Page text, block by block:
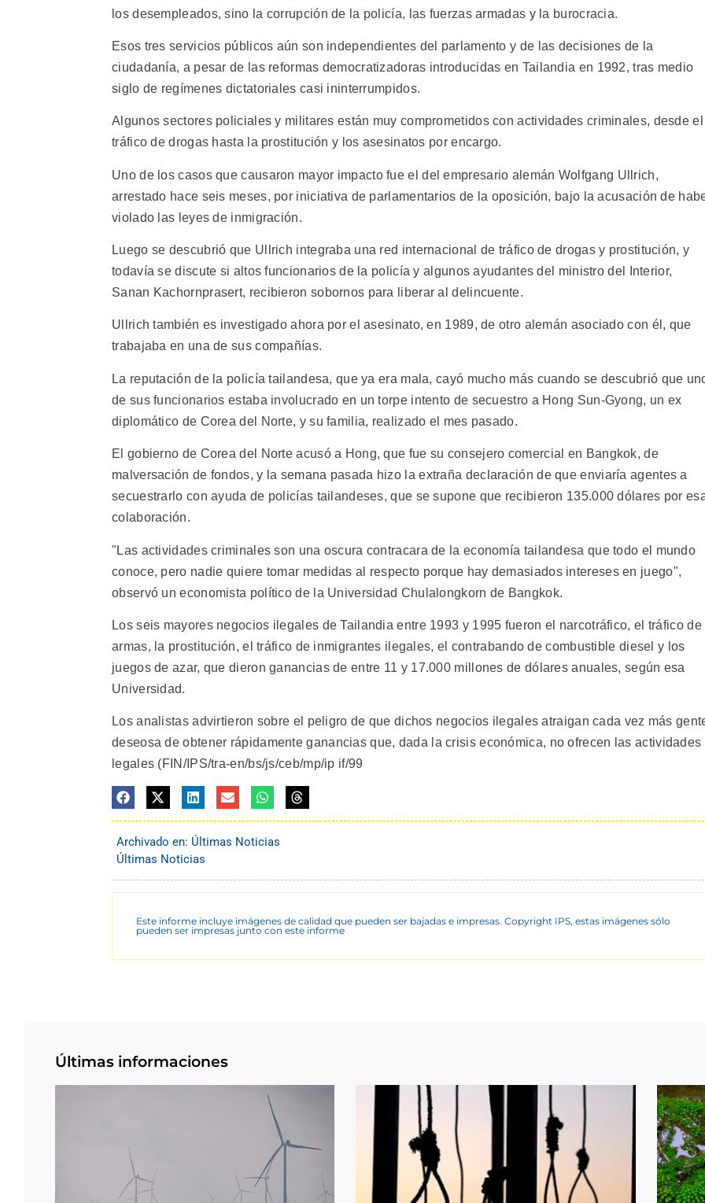
los desempleados, sino la corrupción de la policía, las fuerzas armadas y la burocracia.
Esos tres servicios públicos aún son independientes del parlamento y de las decisiones de la
ciudadanía, a pesar de las reformas democratizadoras introducidas en Tailandia en 1992, tras medio
siglo de regímenes dictatoriales casi ininterrumpidos.
Algunos sectores policiales y militares están muy comprometidos con actividades criminales, desde el
tráfico de drogas hasta la prostitución y los asesinatos por encargo.
Uno de los casos que causaron mayor impacto fue el del empresario alemán Wolfgang Ullrich,
arrestado hace seis meses, por iniciativa de parlamentarios de la oposición, bajo la acusación de
violado las leyes de inmigración.
Luego se descubrió que Ullrich integraba una red internacional de tráfico de drogas y prostitución, y
todavía se discute si altos funcionarios de la policía y algunos ayudantes del ministro del Interior,
Sanan Kachornprasert, recibieron sobornos para liberar al delincuente.
Ullrich también es investigado ahora por el asesinato, en 1989, de otro alemán asociado con él, que
trabajaba en una de sus compañías.
La reputación de la policía tailandesa, que ya era mala, cayó mucho más cuando se descubrió que
de sus funcionarios estaba involucrado en un torpe intento de secuestro a Hong Sun-Gyong, un ex
diplomático de Corea del Norte, y su familia, realizado el mes pasado.
El gobierno de Corea del Norte acusó a Hong, que fue su consejero comercial en Bangkok, de
malversación de fondos, y la semana pasada hizo la extraña declaración de que enviaría agentes a
secuestrarlo con ayuda de policías tailandeses, que se supone que recibieron 135.000 dólares por
colaboración.
"Las actividades criminales son una oscura contracara de la economía tailandesa que todo el mundo
conoce, pero nadie quiere tomar medidas al respecto porque hay demasiados intereses en juego",
observó un economista político de la Universidad Chulalongkorn de Bangkok.
Los seis mayores negocios ilegales de Tailandia entre 1993 y 1995 fueron el narcotráfico, el tráfico de
armas, la prostitución, el tráfico de inmigrantes ilegales, el contrabando de combustible diesel y los
juegos de azar, que dieron ganancias de entre 11 y 17.000 millones de dólares anuales, según esa
Universidad.
Los analistas advirtieron sobre el peligro de que dichos negocios ilegales atraigan cada vez más
deseosa de obtener rápidamente ganancias que, dada la crisis económica, no ofrecen las actividades
legales (FIN/IPS/tra-en/bs/js/ceb/mp/ip if/99
Archivado en: Últimas Noticias
Últimas Noticias
Este informe incluye imágenes de calidad que pueden ser bajadas e impresas. Copyright IPS, estas imágenes sólo
pueden ser impresas junto con este informe
Últimas informaciones